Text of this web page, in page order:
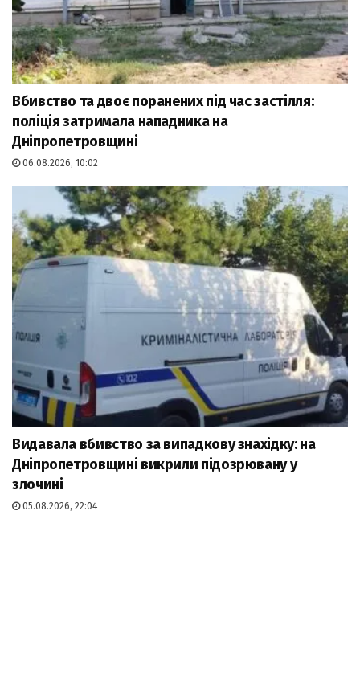
Вбивство та двоє поранених під час застілля:
поліція затримала нападника на
Дніпропетровщині
06.08.2026, 10:02
Видавала вбивство за випадкову знахідку: на
Дніпропетровщині викрили підозрювану у
злочині
05.08.2026, 22:04